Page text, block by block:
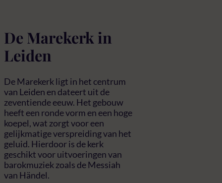
De Marekerk in
Leiden
De Marekerk ligt in het centrum
van Leiden en dateert uit de
zeventiende eeuw. Het gebouw
heeft een ronde vorm en een hoge
koepel, wat zorgt voor een
gelijkmatige verspreiding van het
geluid. Hierdoor is de kerk
geschikt voor uitvoeringen van
barokmuziek zoals de Messiah
van Händel.